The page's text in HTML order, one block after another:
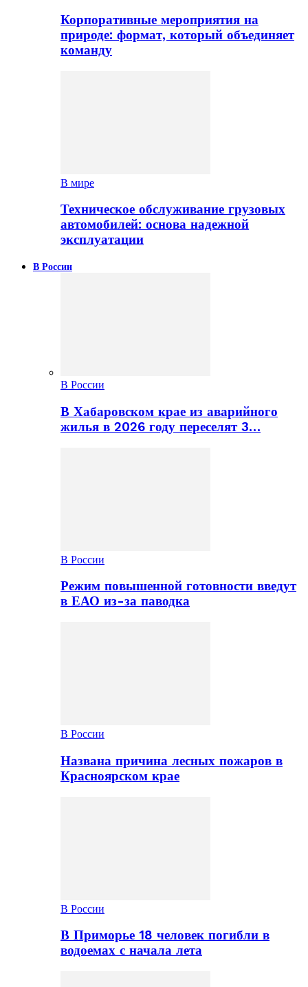
Корпоративные мероприятия на
природе: формат, который объединяет
команду
В мире
Техническое обслуживание грузовых
автомобилей: основа надежной
эксплуатации
В России
В России
В Хабаровском крае из аварийного
жилья в 2026 году переселят 3…
В России
Режим повышенной готовности введут
в ЕАО из-за паводка
В России
Названа причина лесных пожаров в
Красноярском крае
В России
В Приморье 18 человек погибли в
водоемах с начала лета